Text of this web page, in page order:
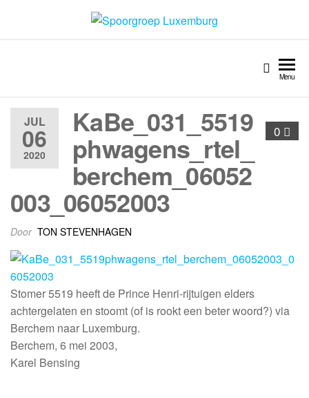
Spoorgroep Luxemburg
Menu
JUL
06
2020
0
KaBe_031_5519
phwagens_rtel_
berchem_06052
003_06052003
Door TON STEVENHAGEN
Stomer 5519 heeft de Prince Henri-rijtuigen elders
achtergelaten en stoomt (of is rookt een beter woord?) via
Berchem naar Luxemburg.
Berchem, 6 mei 2003,
Karel Bensing